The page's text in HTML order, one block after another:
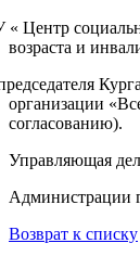
Центр
возраста и
организации
согласованию).
Управляющая
Администрации
Возврат к списку